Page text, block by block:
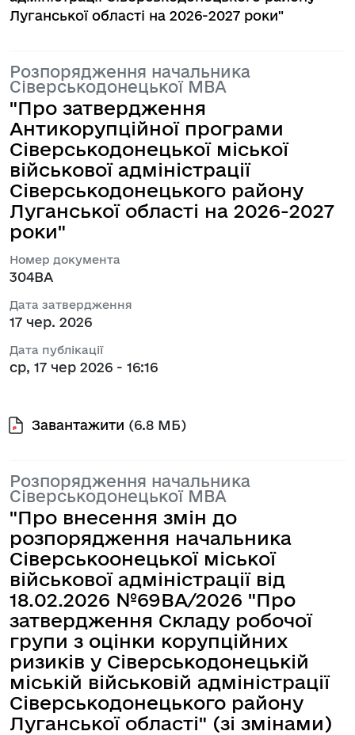
Луганської області на 2026-2027 роки"
Розпорядження начальника
Сіверськодонецької МВА
"Про затвердження
Антикорупційної програми
Сіверськодонецької міської
військової адміністрації
Сіверськодонецького району
Луганської області на 2026-2027
роки"
Номер документа
304ВА
Дата затвердження
17 чер. 2026
Дата публікації
ср, 17 чер 2026 - 16:16
Завантажити (6.8 МБ)
Розпорядження начальника
Сіверськодонецької МВА
"Про внесення змін до
розпорядження начальника
Сіверськоонецької міської
військової адміністрації від
18.02.2026 №69ВА/2026 "Про
затвердження Складу робочої
групи з оцінки корупційних
ризиків у Сіверськодонецькій
міській військовій адміністрації
Сіверськодонецького району
Луганської області" (зі змінами)